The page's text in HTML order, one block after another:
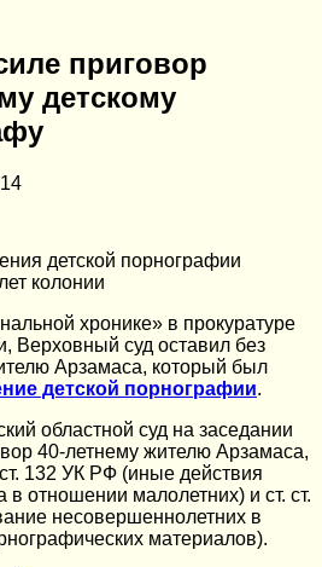
приговор
детскому
детской порнографии
колонии
хронике» в прокуратуре
Верховный суд оставил без
Арзамаса, который был
детской порнографии.
областной суд на заседании
40-летнему жителю Арзамаса,
132 УК РФ (иные действия
в отношении малолетних) и ст. ст.
несовершеннолетних в
материалов).